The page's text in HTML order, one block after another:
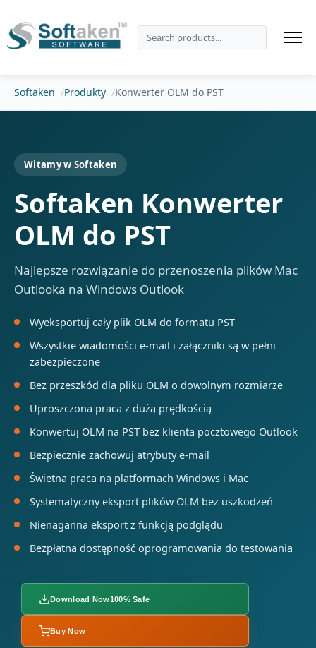
Softaken Produkty Konwerter OLM do PST
Witamy w Softaken
Softaken Konwerter
OLM do PST
Najlepsze rozwiązanie do przenoszenia plików Mac
Outlooka na Windows Outlook
Wyeksportuj cały plik OLM do formatu PST
Wszystkie wiadomości e-mail i załączniki są w pełni
zabezpieczone
Bez przeszkód dla pliku OLM o dowolnym rozmiarze
Uproszczona praca z dużą prędkością
Konwertuj OLM na PST bez klienta pocztowego Outlook
Bezpiecznie zachowuj atrybuty e-mail
Świetna praca na platformach Windows i Mac
Systematyczny eksport plików OLM bez uszkodzeń
Nienaganna eksport z funkcją podglądu
Bezpłatna dostępność oprogramowania do testowania
Download Now100% Safe
Buy Now